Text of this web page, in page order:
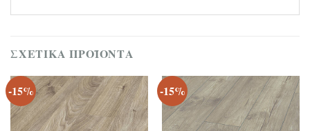
ΣΧΕΤΙΚΆ ΠΡΟΪΌΝΤΑ
-15% -15%